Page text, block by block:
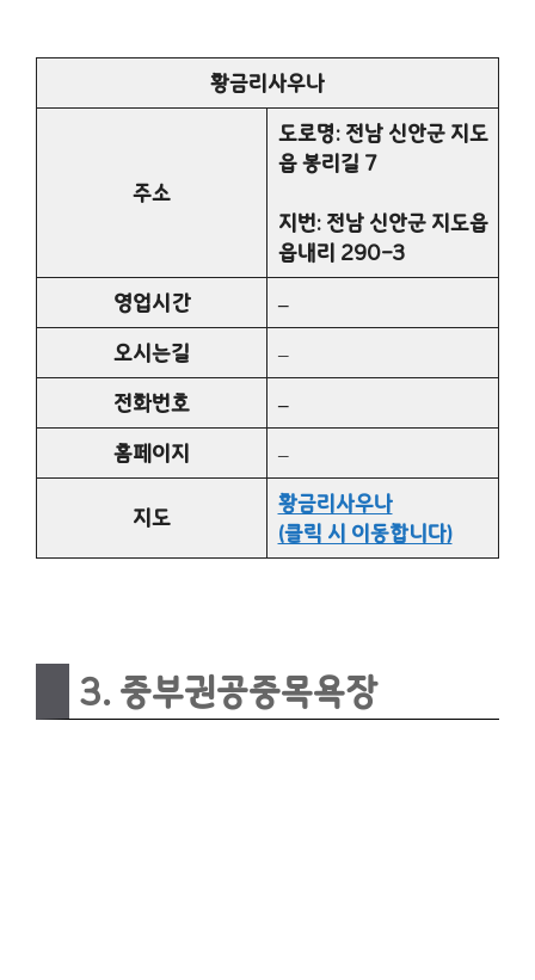
황금리사우나
주소
도로명: 전남 신안군 지도
읍 봉리길 7
지번: 전남 신안군 지도읍
읍내리 290-3
영업시간
–
오시는길
–
전화번호
–
홈페이지
–
지도
황금리사우나
(클릭 시 이동합니다)
3. 중부권공중목욕장